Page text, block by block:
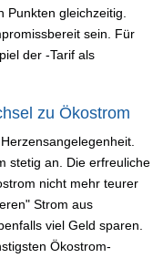
Punkten gleichzeitig.
sein. Für
der -Tarif als
zu Ökostrom
stetig an. Die erfreuliche
nicht mehr teurer
Strom aus
viel Geld sparen.
Ökostrom-